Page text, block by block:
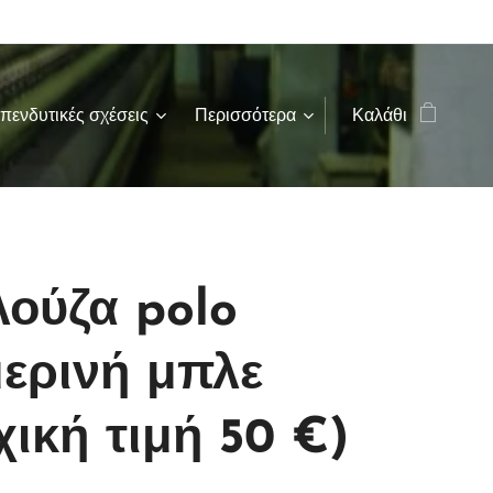
σχέσεις Περισσότερα Καλάθι
polo
μπλε
τιμή 50 €)